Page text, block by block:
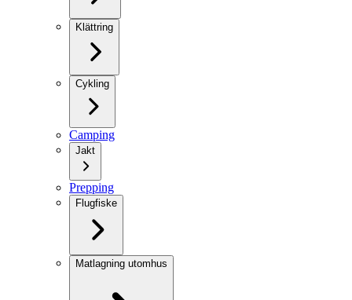
Klättring
Cykling
Camping
Jakt
Prepping
Flugfiske
Matlagning utomhus